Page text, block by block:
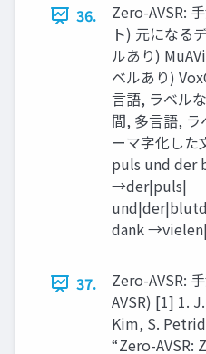
36.
Zero-AVSR:
ト) 元になる
ルあり)
ベルあり)
言語, ラベル
間, 多言語, ラ
ーマ字化した
puls und der
→der|puls|
dank
37.
Zero-AVSR:
AVSR) [1] 1.
Kim, S.
“Zero-AVSR: